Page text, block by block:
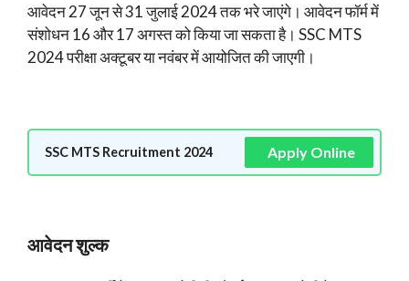
आवेदन 27 जून से 31 जुलाई 2024 तक भरे जाएंगे। आवेदन फॉर्म में
संशोधन 16 और 17 अगस्त को किया जा सकता है। SSC MTS
2024 परीक्षा अक्टूबर या नवंबर में आयोजित की जाएगी।
SSC MTS Recruitment 2024 Apply Online
आवेदन शुल्क